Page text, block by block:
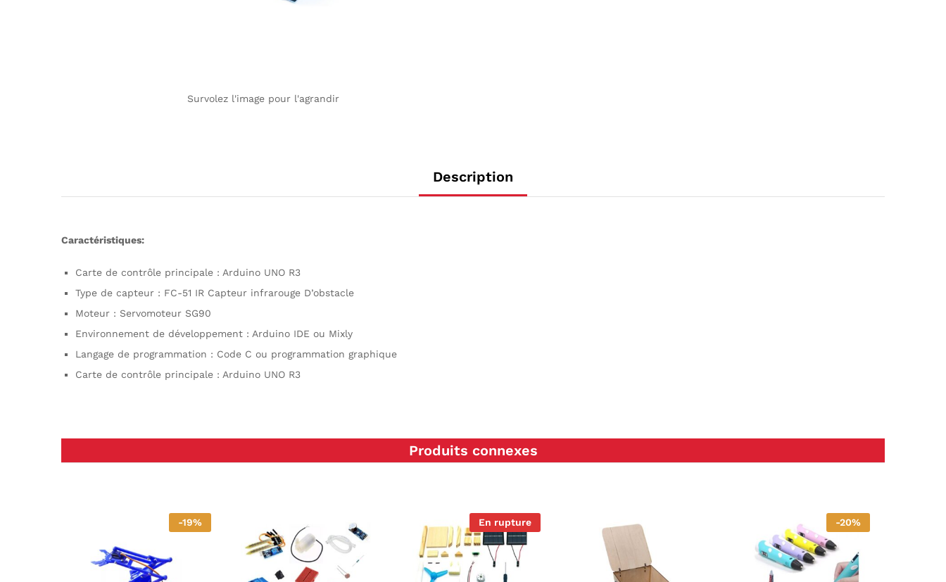
Survolez l'image pour l'agrandir
Description
Caractéristiques:
Carte de contrôle principale : Arduino UNO R3
Type de capteur : FC-51 IR Capteur infrarouge D’obstacle
Moteur : Servomoteur SG90
Environnement de développement : Arduino IDE ou Mixly
Langage de programmation : Code C ou programmation graphique
Carte de contrôle principale : Arduino UNO R3
Produits connexes
-19% En rupture -20%